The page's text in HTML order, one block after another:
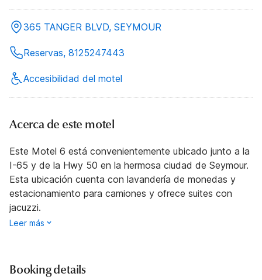
365 TANGER BLVD, SEYMOUR
Reservas, 8125247443
Accesibilidad del motel
Acerca de este motel
Este Motel 6 está convenientemente ubicado junto a la
I-65 y de la Hwy 50 en la hermosa ciudad de Seymour.
Esta ubicación cuenta con lavandería de monedas y
estacionamiento para camiones y ofrece suites con
jacuzzi.
Leer más
Booking details